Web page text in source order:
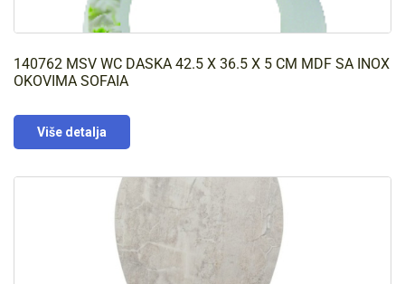
140762 MSV WC DASKA 42.5 X 36.5 X 5 CM MDF SA INOX
OKOVIMA SOFAIA
Više detalja